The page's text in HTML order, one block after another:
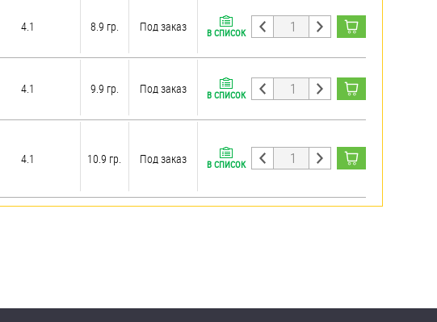
4.1 8.9 гр. Под заказ В СПИСОК
4.1 9.9 гр. Под заказ В СПИСОК
4.1 10.9 гр. Под заказ В СПИСОК